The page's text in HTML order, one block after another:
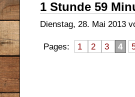
1 Stunde 59
Dienstag, 28. Mai 2013
Pages: 1 2 3 4